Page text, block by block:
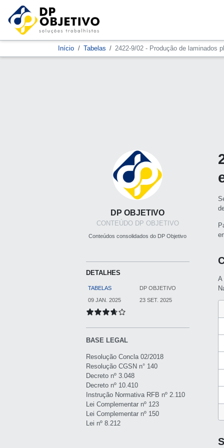
Início Tabelas 2422-9/02 - Produção de laminados
DP OBJETIVO
CONTEÚDO DP OBJETIVO
Conteúdos consolidados do DP Objetivo
BASE LEGAL
Resolução Concla 02/2018
Resolução CGSN n° 140
Decreto nº 3.048
Decreto nº 10.410
Instrução Normativa RFB nº 2.110
Lei Complementar nº 123
Lei Complementar nº 150
Lei nº 8.212
DETALHES
TABELAS
DP OBJETIVO
09 JAN. 2025
23 SET. 2025
A